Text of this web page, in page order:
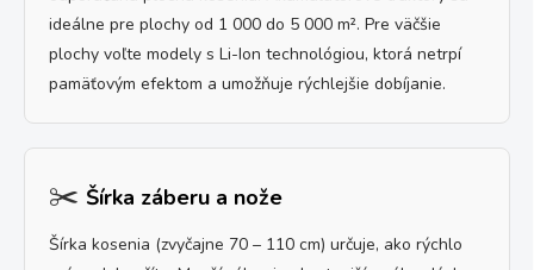
ideálne pre plochy od 1 000 do 5 000 m². Pre väčšie
plochy voľte modely s Li-Ion technológiou, ktorá netrpí
pamäťovým efektom a umožňuje rýchlejšie dobíjanie.
✂️ Šírka záberu a nože
Šírka kosenia (zvyčajne 70 – 110 cm) určuje, ako rýchlo